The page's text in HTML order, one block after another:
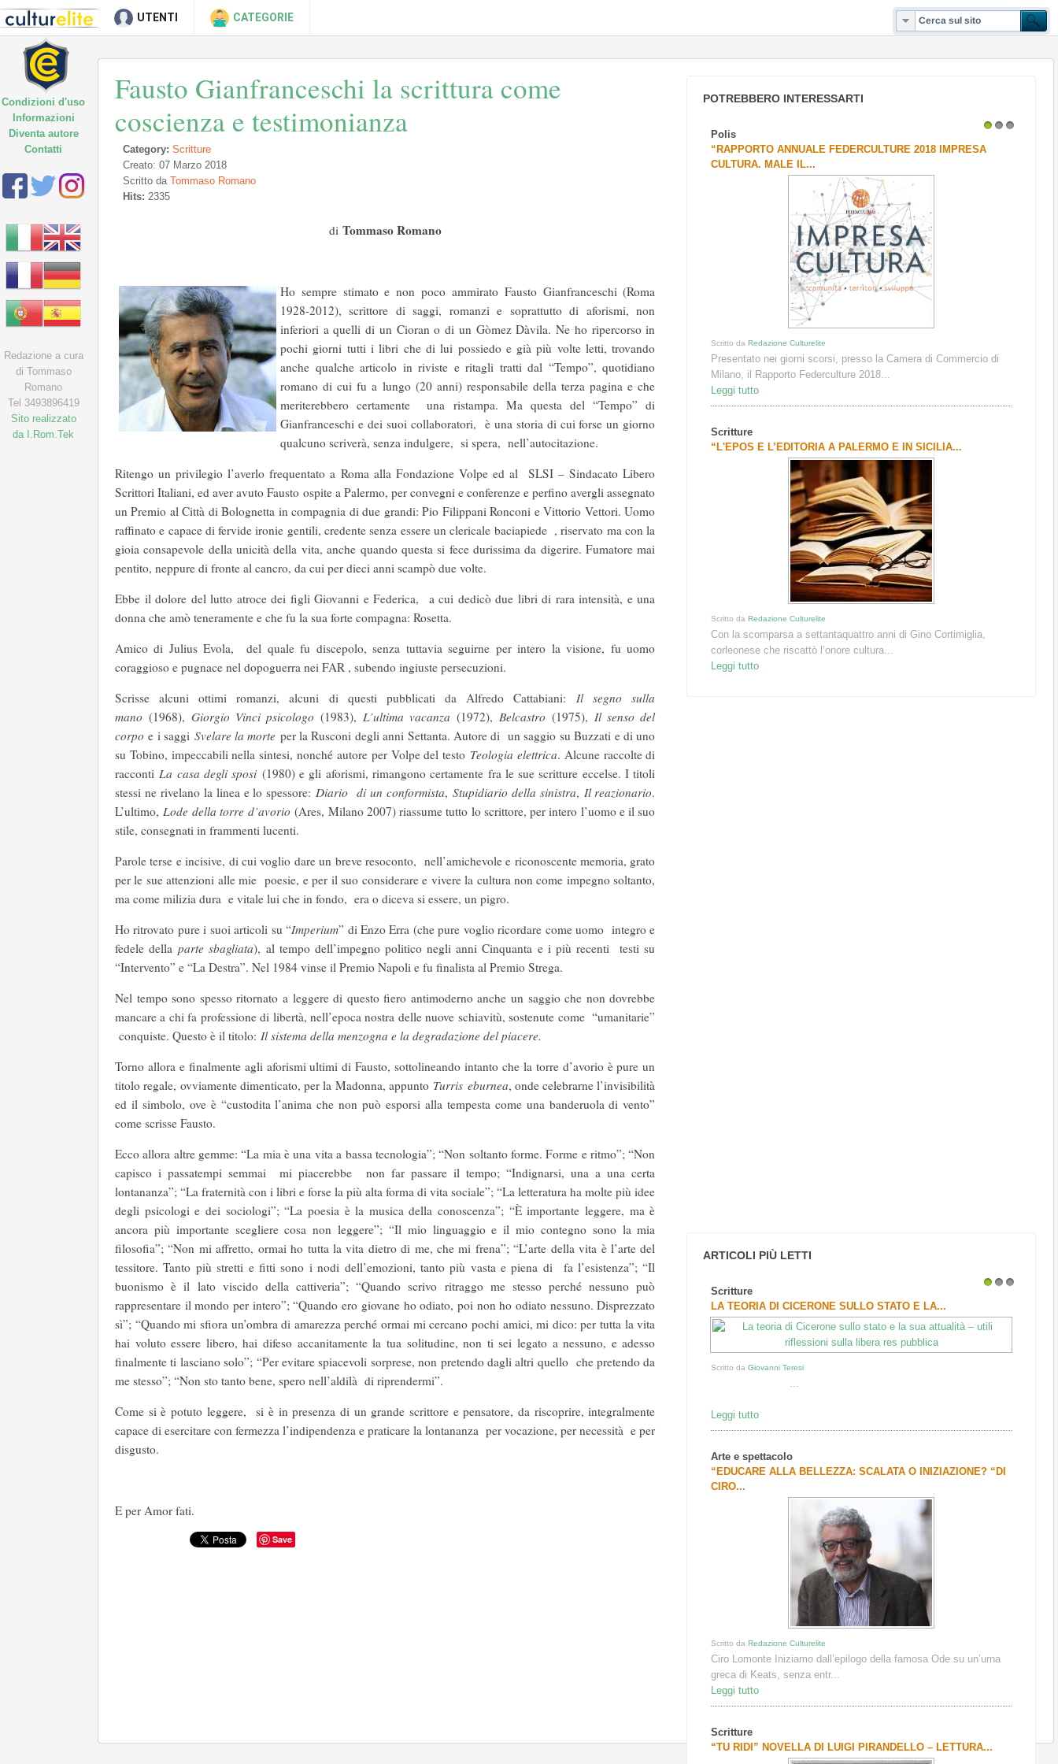
UTENTI CATEGORIE
Fausto Gianfranceschi la scrittura come
coscienza e testimonianza
Category: Scritture
Creato: 07 Marzo 2018
Scritto da Tommaso Romano
Hits: 2335
di Tommaso Romano
Ho sempre stimato e non poco ammirato Fausto Gianfranceschi (Roma
1928-2012), scrittore di saggi, romanzi e soprattutto di aforismi, non
inferiori a quelli di un Cioran o di un Gòmez Dàvila. Ne ho ripercorso in
pochi giorni tutti i libri che di lui possiedo e già più volte letti, trovando
anche qualche articolo in riviste e ritagli tratti dal “Tempo”, quotidiano
romano di cui fu a lungo (20 anni) responsabile della terza pagina e che
meriterebbero certamente una ristampa. Ma questa del “Tempo” di
Gianfranceschi e dei suoi collaboratori, è una storia di cui forse un giorno
qualcuno scriverà, senza indulgere, si spera, nell’autocitazione.
Ritengo un privilegio l’averlo frequentato a Roma alla Fondazione Volpe ed al SLSI – Sindacato Libero
Scrittori Italiani, ed aver avuto Fausto ospite a Palermo, per convegni e conferenze e perfino avergli assegnato
un Premio al Città di Bolognetta in compagnia di due grandi: Pio Filippani Ronconi e Vittorio Vettori. Uomo
raffinato e capace di fervide ironie gentili, credente senza essere un clericale baciapiede , riservato ma con la
gioia consapevole della unicità della vita, anche quando questa si fece durissima da digerire. Fumatore mai
pentito, neppure di fronte al cancro, da cui per dieci anni scampò due volte.
Ebbe il dolore del lutto atroce dei figli Giovanni e Federica, a cui dedicò due libri di rara intensità, e una
donna che amò teneramente e che fu la sua forte compagna: Rosetta.
Amico di Julius Evola, del quale fu discepolo, senza tuttavia seguirne per intero la visione, fu uomo
coraggioso e pugnace nel dopoguerra nei FAR , subendo ingiuste persecuzioni.
Scrisse alcuni ottimi romanzi, alcuni di questi pubblicati da Alfredo Cattabiani:Il segno sulla
mano (1968),Giorgio Vinci psicologo (1983),L’ultima vacanza (1972),Belcastro (1975),Il senso del
corpo e i saggi Svelare la morte per la Rusconi degli anni Settanta. Autore di un saggio su Buzzati e di uno
su Tobino, impeccabili nella sintesi, nonché autore per Volpe del testo Teologia elettrica. Alcune raccolte di
raccontiLa casa degli sposi (1980) e gli aforismi, rimangono certamente fra le sue scritture eccelse. I titoli
stessi ne rivelano la linea e lo spessore:Diario di un conformista, Stupidiario della sinistra, Il reazionario.
L’ultimo,Lode della torre d’avorio (Ares, Milano 2007) riassume tutto lo scrittore, per intero l’uomo e il suo
stile, consegnati in frammenti lucenti.
Parole terse e incisive, di cui voglio dare un breve resoconto, nell’amichevole e riconoscente memoria, grato
per le sue attenzioni alle mie poesie, e per il suo considerare e vivere la cultura non come impegno soltanto,
ma come milizia dura e vitale lui che in fondo, era o diceva si essere, un pigro.
Ho ritrovato pure i suoi articoli su “Imperium” di Enzo Erra (che pure voglio ricordare come uomo integro e
fedele dellaparte sbagliata), al tempo dell’impegno politico negli anni Cinquanta e i più recenti testi su
“Intervento” e “La Destra”. Nel 1984 vinse il Premio Napoli e fu finalista al Premio Strega.
Nel tempo sono spesso ritornato a leggere di questo fiero antimoderno anche un saggio che non dovrebbe
mancare a chi fa professione di libertà, nell’epoca nostra delle nuove schiavitù, sostenute come “umanitarie”
conquiste. Questo è il titolo: Il sistema della menzogna e la degradazione del piacere.
Torno allora e finalmente agli aforismi ultimi di Fausto, sottolineando intanto che la torre d’avorio è pure un
titolo regale, ovviamente dimenticato, per la Madonna, appunto Turris eburnea, onde celebrarne l’invisibilità
ed il simbolo, ove è “custodita l’anima che non può esporsi alla tempesta come una banderuola di vento”
come scrisse Fausto.
Ecco allora altre gemme: “La mia è una vita a bassa tecnologia”; “Non soltanto forme. Forme e ritmo”; “Non
capisco i passatempi semmai mi piacerebbe non far passare il tempo; “Indignarsi, una a una certa
lontananza”; “La fraternità con i libri e forse la più alta forma di vita sociale”; “La letteratura ha molte più idee
degli psicologi e dei sociologi”; “La poesia è la musica della conoscenza”; “È importante leggere, ma è
ancora più importante scegliere cosa non leggere”; “Il mio linguaggio e il mio contegno sono la mia
filosofia”; “Non mi affretto, ormai ho tutta la vita dietro di me, che mi frena”; “L’arte della vita è l’arte del
tessitore. Tanto più stretti e fitti sono i nodi dell’emozioni, tanto più vasta e piena di fa l’esistenza”; “Il
buonismo è il lato viscido della cattiveria”; “Quando scrivo ritraggo me stesso perché nessuno può
rappresentare il mondo per intero”; “Quando ero giovane ho odiato, poi non ho odiato nessuno. Disprezzato
sì”; “Quando mi sfiora un’ombra di amarezza perché ormai mi cercano pochi amici, mi dico: per tutta la vita
hai voluto essere libero, hai difeso accanitamente la tua solitudine, non ti sei legato a nessuno, e adesso
finalmente ti lasciano solo”; “Per evitare spiacevoli sorprese, non pretendo dagli altri quello che pretendo da
me stesso”; “Non sto tanto bene, spero nell’aldilà di riprendermi”.
Come si è potuto leggere, si è in presenza di un grande scrittore e pensatore, da riscoprire, integralmente
capace di esercitare con fermezza l’indipendenza e praticare la lontananza per vocazione, per necessità e per
disgusto.
E per Amor fati.
Save
POTREBBERO INTERESSARTI
Polis
“RAPPORTO ANNUALE FEDERCULTURE 2018 IMPRESA
CULTURA. MALE IL...
Scritto daRedazione Culturelite
Presentato nei giorni scorsi, presso la Camera di Commercio di
Milano, il Rapporto Federculture 2018...
Leggi tutto
Scritture
“L'EPOS E L’EDITORIA A PALERMO E IN SICILIA...
Scritto daRedazione Culturelite
Con la scomparsa a settantaquattro anni di Gino Cortimiglia,
corleonese che riscattò l’onore cultura...
Leggi tutto
ARTICOLI PIÙ LETTI
Scritture
LA TEORIA DI CICERONE SULLO STATO E LA...
Scritto daGiovanni Teresi
...
Leggi tutto
Arte e spettacolo
“EDUCARE ALLA BELLEZZA: SCALATA O INIZIAZIONE? “DI
CIRO...
Scritto daRedazione Culturelite
Ciro Lomonte Iniziamo dall’epilogo della famosa Ode su un’urna
greca di Keats, senza entr...
Leggi tutto
Scritture
“TU RIDI” NOVELLA DI LUIGI PIRANDELLO – LETTURA...
Condizioni d'uso
Informazioni
Diventa autore
Contatti
Redazione a cura
di Tommaso
Romano
Tel 3493896419
Sito realizzato
da I.Rom.Tek